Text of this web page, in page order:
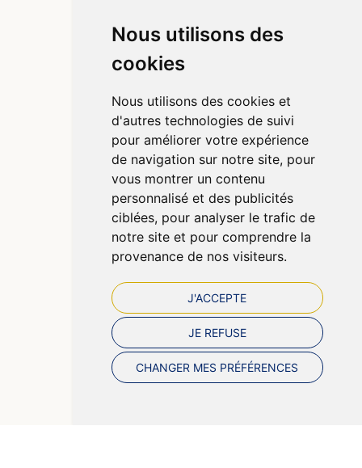
Nous utilisons des
cookies
Nous utilisons des cookies et
d'autres technologies de suivi
pour améliorer votre expérience
de navigation sur notre site, pour
vous montrer un contenu
personnalisé et des publicités
ciblées, pour analyser le trafic de
notre site et pour comprendre la
provenance de nos visiteurs.
J'ACCEPTE
JE REFUSE
CHANGER MES PRÉFÉRENCES
Informations
Qui sommes-nous ?
Déclarer un effet indésirable
Mentions légales
CGV
Données personnelles
Cookies
Préférences Cookies